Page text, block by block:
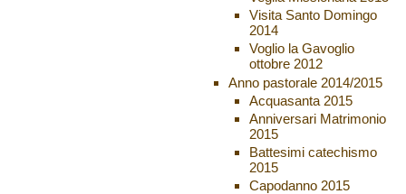
Visita Santo Domingo
2014
Voglio la Gavoglio
ottobre 2012
Anno pastorale 2014/2015
Acquasanta 2015
Anniversari Matrimonio
2015
Battesimi catechismo
2015
Capodanno 2015